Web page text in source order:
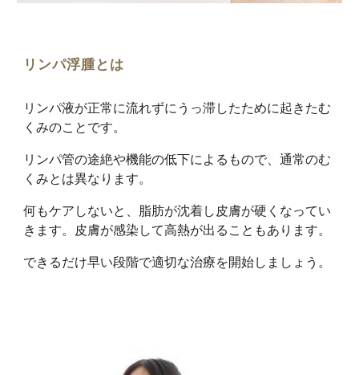
リンパ浮腫とは
リンパ液が正常に流れずにうっ滞したために起きたむ
くみのことです。
リンパ管の途絶や機能の低下によるもので、通常のむ
くみとは異なります。
何もケアしないと、脂肪が沈着し皮膚が硬くなってい
きます。皮膚が感染して高熱が出ることもあります。
できるだけ早い段階で適切な治療を開始しましょう。